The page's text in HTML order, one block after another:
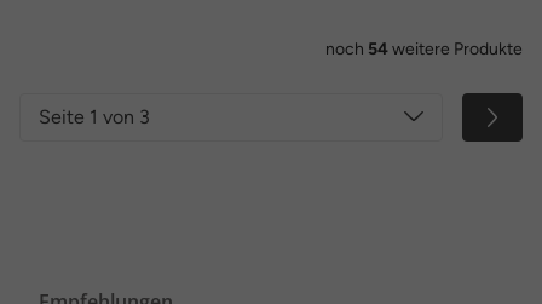
noch 54weitere Produkte
Seite 1 von 3